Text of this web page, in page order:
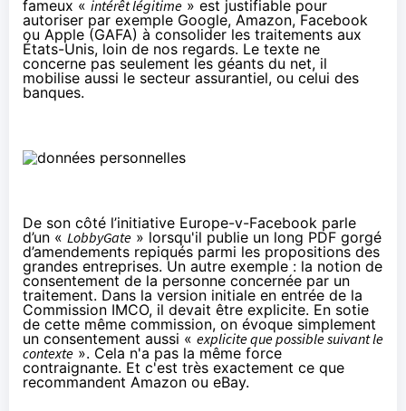
fameux « intérêt légitime » est justifiable pour
autoriser par exemple Google, Amazon, Facebook
ou Apple (GAFA) à consolider les traitements aux
États-Unis, loin de nos regards. Le texte ne
concerne pas seulement les géants du net, il
mobilise aussi le secteur assurantiel, ou celui des
banques.
De son côté l’initiative Europe-v-Facebook parle
d’un « LobbyGate » lorsqu'il publie un long PDF gorgé
d’amendements repiqués parmi les propositions des
grandes entreprises. Un autre exemple : la notion de
consentement de la personne concernée par un
traitement. Dans la version initiale en entrée de la
Commission IMCO, il devait être explicite. En sotie
de cette même commission, on évoque simplement
un consentement aussi « explicite que possible suivant le
contexte ». Cela n'a pas la même force
contraignante. Et c'est très exactement ce que
recommandent Amazon ou eBay.